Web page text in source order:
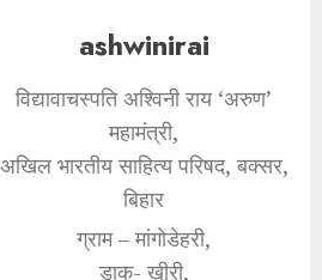
ashwinirai
विद्यावाचस्पति अश्विनी राय ‘अरुण’
महामंत्री,
अखिल भारतीय साहित्य परिषद, बक्सर,
बिहार
ग्राम – मांगोडेहरी,
डाक- खीरी,